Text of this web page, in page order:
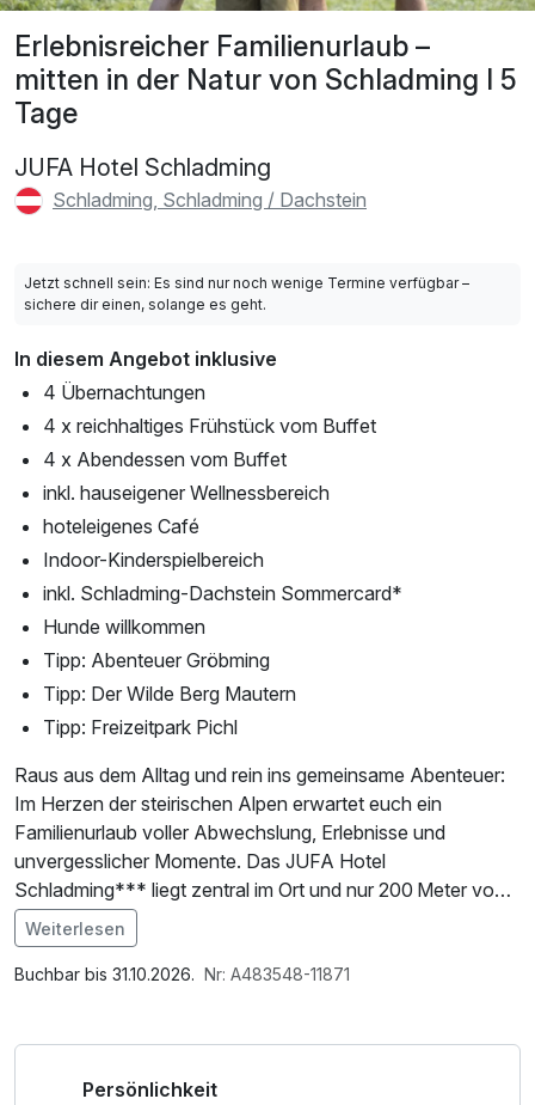
Erlebnisreicher Familienurlaub –
mitten in der Natur von Schladming I 5
Tage
JUFA Hotel Schladming
Schladming, Schladming / Dachstein
Jetzt schnell sein: Es sind nur noch wenige Termine verfügbar –
sichere dir einen, solange es geht.
In diesem Angebot inklusive
4 Übernachtungen
4 x reichhaltiges Frühstück vom Buffet
4 x Abendessen vom Buffet
inkl. hauseigener Wellnessbereich
hoteleigenes Café
Indoor-Kinderspielbereich
inkl. Schladming-Dachstein Sommercard*
Hunde willkommen
Tipp: Abenteuer Gröbming
Tipp: Der Wilde Berg Mautern
Tipp: Freizeitpark Pichl
Raus aus dem Alltag und rein ins gemeinsame Abenteuer:
Im Herzen der steirischen Alpen erwartet euch ein
Familienurlaub voller Abwechslung, Erlebnisse und
unvergesslicher Momente. Das JUFA Hotel
Schladming*** liegt zentral im Ort und nur 200 Meter von
der Planai-Seilbahn entfernt – perfekt für Groß und Klein,
die Bewegung, Natur und Erholung lieben.
Stunden im Hochseilgarten oder eine Fahrt mit der
Im Angebot enthalten
Saunabenutzung, Saunatuch, W-LAN Nutzung /
Weiterlesen
Buchbar bis 31.10.2026. Nr: A483548-11871
Persönlichkeit